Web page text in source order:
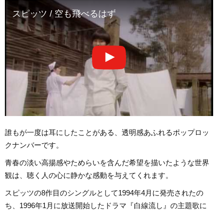
スピッツ / 空も飛べるはず
誰もが一度は耳にしたことがある、透明感あふれるポップロッ
クナンバーです。
青春の淡い高揚感やためらいを含んだ希望を描いたような世界
観は、聴く人の心に静かな感動を与えてくれます。
スピッツの8作目のシングルとして1994年4月に発売されたの
ち、1996年1月に放送開始したドラマ『白線流し』の主題歌に